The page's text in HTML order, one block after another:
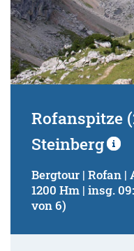
Rofanspitze
Steinberg
Bergtour | Rofan |
1200 Hm | insg.
von 6)